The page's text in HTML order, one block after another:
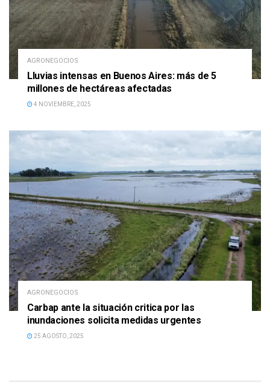
AGRONEGOCIOS
Lluvias intensas en Buenos Aires: más de 5
millones de hectáreas afectadas
4 NOVIEMBRE, 2025
AGRONEGOCIOS
Carbap ante la situación critica por las
inundaciones solicita medidas urgentes
25 AGOSTO, 2025